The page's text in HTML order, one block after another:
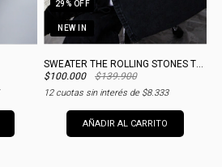
29% OFF
NEW IN
$100.000
$139.900
12cuotas sin interés de $8.333
AÑADIR AL CARRITO